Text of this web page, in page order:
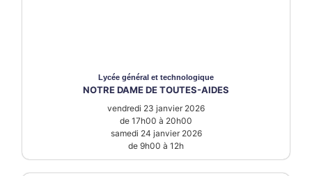
Lycée général et technologique
NOTRE DAME DE TOUTES-AIDES
vendredi 23 janvier 2026
de 17h00 à 20h00
samedi 24 janvier 2026
de 9h00 à 12h